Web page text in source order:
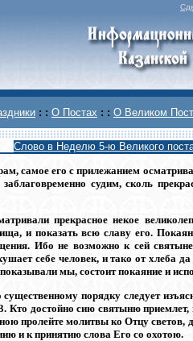
: : О Постах : : О Великом
Слово в Неделю 5-ю Великого
самое его с прилежанием
судим, сколь
прекрасное некое
и показать всю славу его.
Ибо не возможно к сей
себе человек, и тако от хлеба
мы, состоит покаяние и
порядку следует
Кто достойно сию святыню
пролейте молитвы ко Отцу светов,
и к принятию слова Его со охотою.